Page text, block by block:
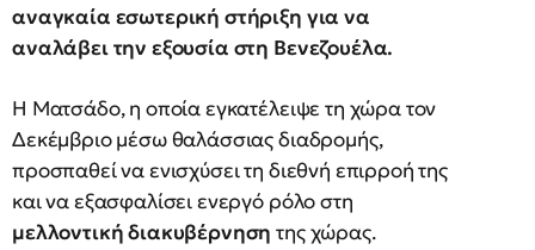
αναγκαία εσωτερική στήριξη για να
αναλάβει την εξουσία στη Βενεζουέλα.
Η Ματσάδο, η οποία εγκατέλειψε τη χώρα τον
Δεκέμβριο μέσω θαλάσσιας διαδρομής,
προσπαθεί να ενισχύσει τη διεθνή επιρροή της
και να εξασφαλίσει ενεργό ρόλο στη
μελλοντική διακυβέρνηση της χώρας.